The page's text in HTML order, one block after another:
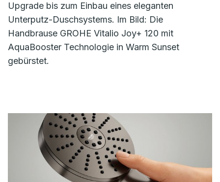
Upgrade bis zum Einbau eines eleganten
Unterputz-Duschsystems. Im Bild: Die
Handbrause GROHE Vitalio Joy+ 120 mit
AquaBooster Technologie in Warm Sunset
gebürstet.